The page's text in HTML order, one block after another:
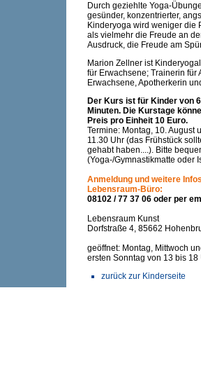
Durch geziehlte Yoga-
gesünder, konzentrierter,
Kinderyoga wird weniger die
als vielmehr die Freude an
Ausdruck, die Freude am
Marion Zellner ist
für Erwachsene; Trainerin für
Erwachsene, Apotherkerin
Der Kurs ist für Kinder von
Minuten. Die Kurstage
Preis pro Einheit 10 Euro.
Termine: Montag, 10. August
11.30 Uhr (das Frühstück
gehabt haben....). Bitte
(Yoga-/Gymnastikmatte oder
Anmeldung und weitere
Lebensraum-Büro:
08102 / 77 37 06 oder per
Lebensraum Kunst
Dorfstraße 4, 85662
geöffnet: Montag, Mittwoch
ersten Sonntag von 13 bis
zurück zur Kinderseite